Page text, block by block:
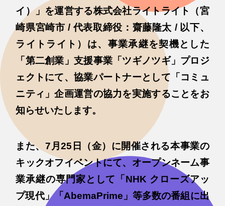
イ）」を運営する株式会社ライトライト（宮
崎県宮崎市 / 代表取締役：齋藤隆太 / 以下、
ライトライト）は、事業承継を契機とした
「第二創業」支援事業「ツギノツギ」プロジ
ェクトにて、協業パートナーとして「コミュ
ニティ」企画運営の協力を実施することをお
知らせいたします。
また、7月25日（金）に開催される本事業の
キックオフイベントにて、オープンネーム事
業承継の専門家として「NHK クローズアッ
プ現代」「AbemaPrime」等多数の番組に出